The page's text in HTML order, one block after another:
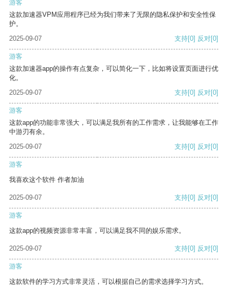
游客
这款加速器VPM应用程序已经为我们带来了无限的隐私保护和安全性保
护。
2025-09-07
支持[0] 反对[0]
游客
这款加速器app的操作有点复杂，可以简化一下，比如将设置页面进行优
化。
2025-09-07
支持[0] 反对[0]
游客
这款app的功能非常强大，可以满足我所有的工作需求，让我能够在工作
中游刃有余。
2025-09-07
支持[0] 反对[0]
游客
我喜欢这个软件 作者加油
2025-09-07 支持[0] 反对[0]
游客
这款app的视频资源非常丰富，可以满足我不同的娱乐需求。
2025-09-07 支持[0] 反对[0]
游客
这款软件的学习方式非常灵活，可以根据自己的需求选择学习方式。